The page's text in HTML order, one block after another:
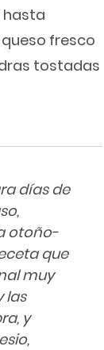
hasta
fresco
tostadas
días de
otoño-
que
muy
las
y